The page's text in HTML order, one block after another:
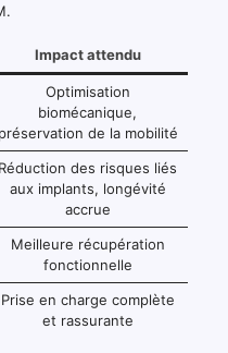
Impact attendu
Optimisation
biomécanique,
préservation de la mobilité
Réduction des risques liés
aux implants, longévité
accrue
Meilleure récupération
fonctionnelle
Prise en charge complète
et rassurante